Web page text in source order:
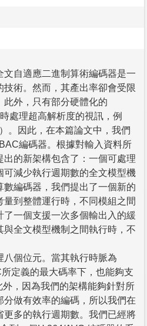
文自適應二進制算術編碼器是一
術。然而，其產出率卻會受限
外，只有部分硬體化的
處理超高解析度的視訊，例
。因此，在本篇論文中，我們
編碼器。根據對輸入資料所
的新架構包含了：一個可處理
可減少執行週期數的全文模型機
編碼器，我們提出了一個新的
到整體運行時，不同模組之間
一個支援一次多個輸出入的緩
全文模型機制之間執行時，不
個位元。當其執行時脈為
定義的最大碼率下，也能夠支
，因為我們的架構能夠針對所
做有效率的編碼，所以我們在
多的執行週期數。我們已經將